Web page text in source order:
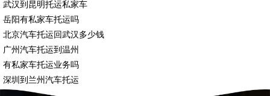
武汉到昆明托运私家车
岳阳有私家车托运吗
北京汽车托运回武汉多少钱
广州汽车托运到温州
有私家车托运业务吗
深圳到兰州汽车托运